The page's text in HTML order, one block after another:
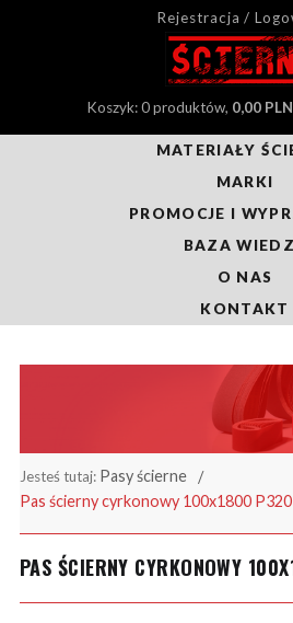
Rejestracja /
Koszyk: 0 produktów, 0,00 PLN
MATERIAŁY
MARKI
PROMOCJE I
BAZA
O NAS
KONTAKT
Jesteś tutaj: Pasy ścierne
Pas ścierny cyrkonowy 100x1800
PAS ŚCIERNY CYRKONOWY